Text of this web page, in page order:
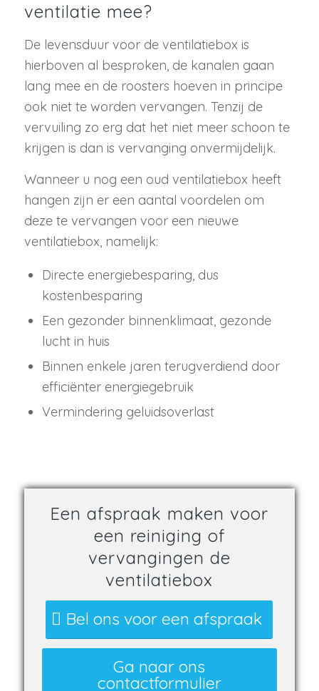
ventilatie mee?
De levensduur voor de ventilatiebox is
hierboven al besproken, de kanalen gaan
lang mee en de roosters hoeven in principe
ook niet te worden vervangen. Tenzij de
vervuiling zo erg dat het niet meer schoon te
krijgen is dan is vervanging onvermijdelijk.
Wanneer u nog een oud ventilatiebox heeft
hangen zijn er een aantal voordelen om
deze te vervangen voor een nieuwe
ventilatiebox, namelijk:
Directe energiebesparing, dus
kostenbesparing
Een gezonder binnenklimaat, gezonde
lucht in huis
Binnen enkele jaren terugverdiend door
efficiënter energiegebruik
Vermindering geluidsoverlast
Een afspraak maken voor
een reiniging of
vervangingen de
ventilatiebox
Bel ons voor een afspraak
Ga naar ons
contactformulier